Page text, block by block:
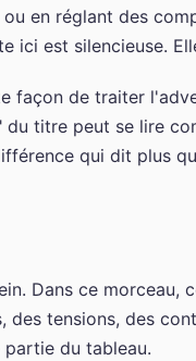
en réglant des
ici est silencieuse.
façon de traiter
titre peut se lire
qui dit plus
Dans ce morceau,
tensions, des
du tableau.